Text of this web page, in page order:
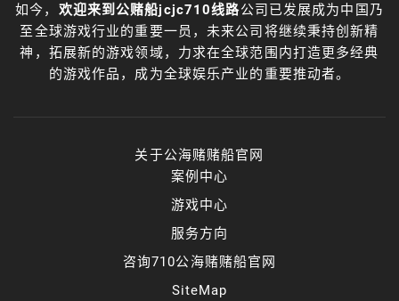
如今， 欢迎来到公赌船jcjc710线路公司已发展成为中国乃
至全球游戏行业的重要一员，未来公司将继续秉持创新精
神，拓展新的游戏领域，力求在全球范围内打造更多经典
的游戏作品，成为全球娱乐产业的重要推动者。
关于公海赌赌船官网
案例中心
游戏中心
服务方向
咨询710公海赌赌船官网
SiteMap